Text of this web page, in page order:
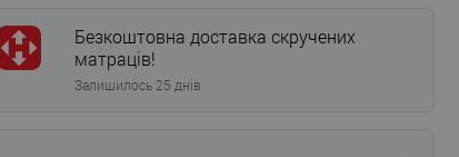
Безкоштовна доставка скручених
матраців!
Залишилось 25 днів